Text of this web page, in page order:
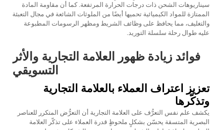
سيناريوهات الشحن ذات درجات الحرارة المرتفعة. كما أن مقاومة المادة
الممتازة للمواد الكيميائية تحميها أيضًا من الملوثات الشائعة في مجال التعبئة
والتغليف، مما يحافظ على وظائف الشريط ومظهر الرسومات المطبوعة
عليه طوال رحلة سلسلة التوريد.
فوائد زيادة ظهور العلامة التجارية والأثر
التسويقي
تعزيز اعتراف العملاء بالعلامة التجارية
وتذكّرها
يكشف علم نفس التعرُّف على العلامة التجارية أن التعرُّض المتكرر للعناصر
البصرية المتسقة يحسّن بشكلٍ ملحوظٍ قدرة العملاء على تذكّر العلامة